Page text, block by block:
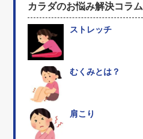
カラダのお悩み解決コラム
ストレッチ
むくみとは？
肩こり